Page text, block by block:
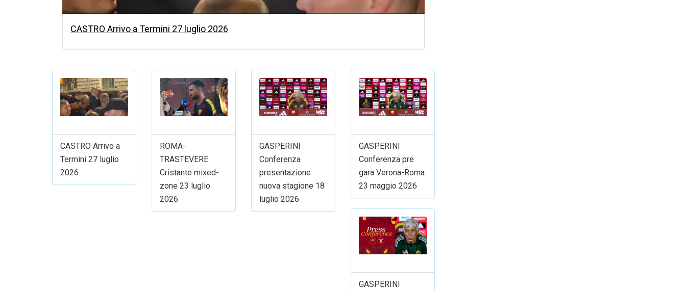
CASTRO Arrivo a Termini 27 luglio 2026
CASTRO Arrivo a
Termini 27 luglio
2026
ROMA-
TRASTEVERE
Cristante mixed-
zone 23 luglio
2026
GASPERINI
Conferenza
presentazione
nuova stagione 18
luglio 2026
GASPERINI
Conferenza pre
gara Verona-Roma
23 maggio 2026
GASPERINI